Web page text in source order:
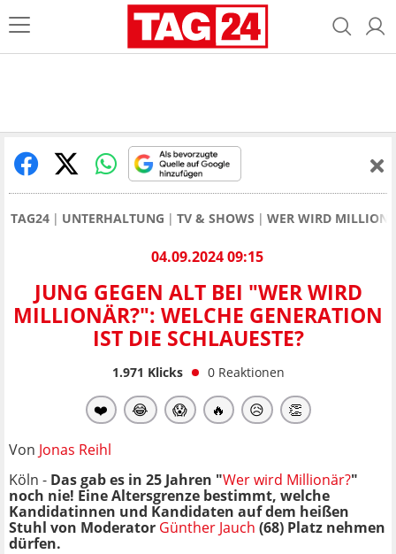
TAG24 UNTERHALTUNG TV & SHOWS WER WIRD
04.09.2024 09:15
JUNG GEGEN ALT BEI "WER WIRD
MILLIONÄR?": WELCHE GENERATION
IST DIE SCHLAUESTE?
1.971 Klicks 0 Reaktionen
❤️ 😂 😱 🔥 😥 👏
Von Jonas Reihl
Köln - Das gab es in 25 Jahren "Wer wird Millionär?"
noch nie! Eine Altersgrenze bestimmt, welche
Kandidatinnen und Kandidaten auf dem heißen
Stuhl von Moderator Günther Jauch (68) Platz nehmen
dürfen.